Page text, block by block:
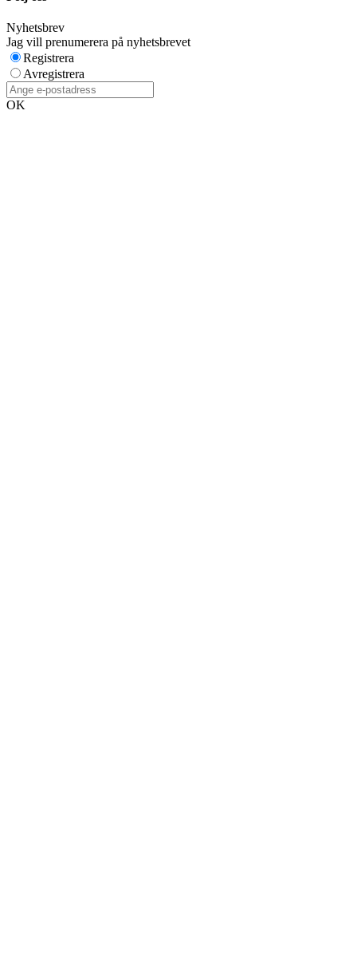
Nyhetsbrev
Jag vill prenumerera på nyhetsbrevet
Registrera
Avregistrera
OK